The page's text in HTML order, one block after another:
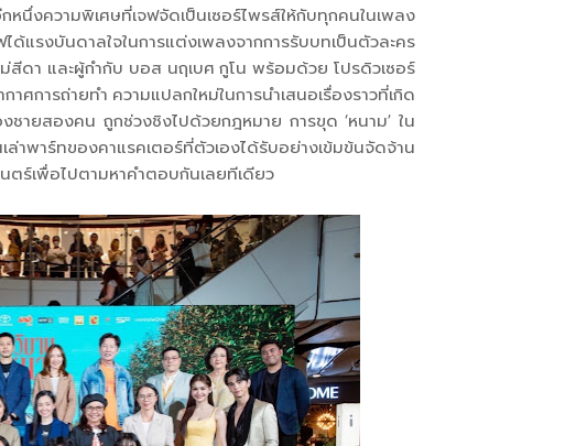
ความพิเศษที่เจฟจัดเป็นเซอร์ไพรส์ให้กับทุกคนในเพลง
งบันดาลใจในการแต่งเพลงจากการรับบทเป็นตัวละคร
ดา และผู้กำกับ บอส นฤเบศ กูโน พร้อมด้วย โปรดิวเซอร์
ารถ่ายทำ ความแปลกใหม่ในการนำเสนอเรื่องราวที่เกิด
ชายสองคน ถูกช่วงชิงไปด้วยกฎหมาย การขุด ‘หนาม’ ใน
าพาร์ทของคาแรคเตอร์ที่ตัวเองได้รับอย่างเข้มข้นจัดจ้าน
ตร์เพื่อไปตามหาคำตอบกันเลยทีเดียว